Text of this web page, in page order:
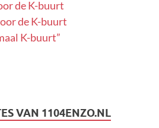
de K-buurt
de K-buurt
K-buurt”
VAN 1104ENZO.NL